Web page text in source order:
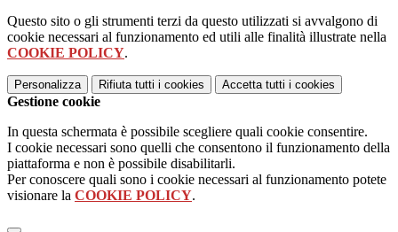
Questo sito o gli strumenti terzi da questo utilizzati si avvalgono di
cookie necessari al funzionamento ed utili alle finalità illustrate nella
COOKIE POLICY.
Personalizza Rifiuta tutti i cookies Accetta tutti i cookies
Gestione cookie
In questa schermata è possibile scegliere quali cookie consentire.
I cookie necessari sono quelli che consentono il funzionamento della
piattaforma e non è possibile disabilitarli.
Per conoscere quali sono i cookie necessari al funzionamento potete
visionare la COOKIE POLICY.